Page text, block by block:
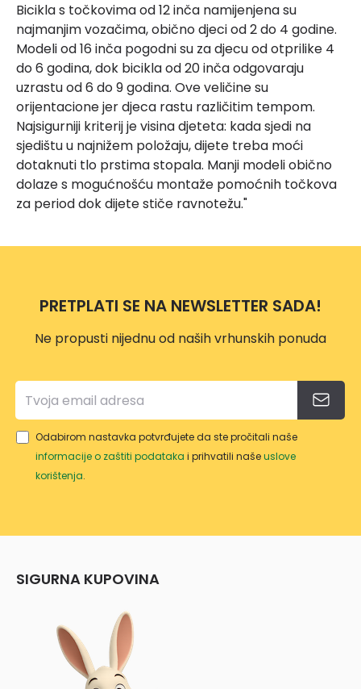
Bicikla s točkovima od 12 inča namijenjena su
najmanjim vozačima, obično djeci od 2 do 4 godine.
Modeli od 16 inča pogodni su za djecu od otprilike 4
do 6 godina, dok bicikla od 20 inča odgovaraju
uzrastu od 6 do 9 godina. Ove veličine su
orijentacione jer djeca rastu različitim tempom.
Najsigurniji kriterij je visina djeteta: kada sjedi na
sjedištu u najnižem položaju, dijete treba moći
dotaknuti tlo prstima stopala. Manji modeli obično
dolaze s mogućnošću montaže pomoćnih točkova
za period dok dijete stiče ravnotežu."
PRETPLATI SE NA NEWSLETTER SADA!
Ne propusti nijednu od naših vrhunskih ponuda
Odabirom nastavka potvrđujete da ste pročitali naše
informacije o zaštiti podataka i prihvatili našeuslove
korištenja.
SIGURNA KUPOVINA